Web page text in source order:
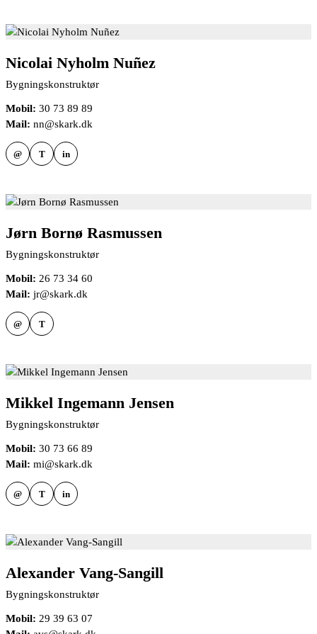
Nicolai Nyholm Nuñez
Bygningskonstruktør
Mobil: 30 73 89 89
Mail: nn@skark.dk
@ T in
Jørn Bornø Rasmussen
Bygningskonstruktør
Mobil: 26 73 34 60
Mail: jr@skark.dk
@ T
Mikkel Ingemann Jensen
Bygningskonstruktør
Mobil: 30 73 66 89
Mail: mi@skark.dk
@ T in
Alexander Vang-Sangill
Bygningskonstruktør
Mobil: 29 39 63 07